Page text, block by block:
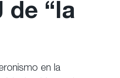
de “la
en la